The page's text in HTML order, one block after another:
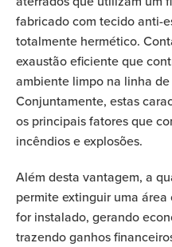
fabricado com tecido anti-
totalmente hermético.
exaustão eficiente que
ambiente limpo na linha
Conjuntamente, estas
os principais fatores que
incêndios e explosões.
Além desta vantagem, a
permite extinguir uma
for instalado, gerando
trazendo ganhos